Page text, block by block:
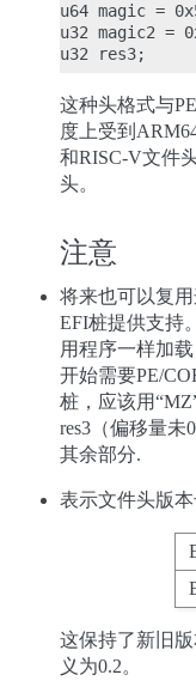
u64 magic =
u32 magic2 =
这种头格式与
度上受到
和RISC-V文件
头。
注意
将来也可以复
EFI桩提供支持
用程序一样加
开始需要PE/
桩，应该用
res3（偏移量未
其余部分.
表示文件头版
这保持了新旧
义为0.2。